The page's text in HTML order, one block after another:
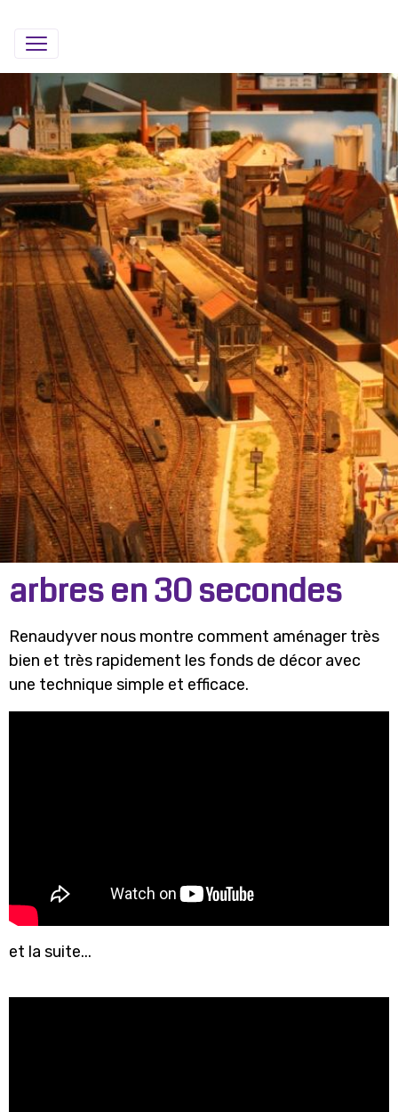
arbres en 30 secondes
Renaudyver nous montre comment aménager très
bien et très rapidement les fonds de décor avec
une technique simple et efficace.
et la suite...